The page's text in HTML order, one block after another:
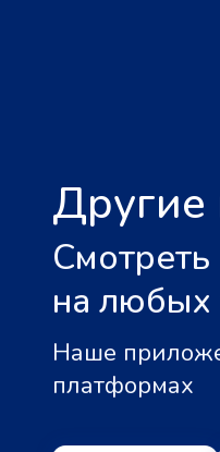
Смотреть
на любых
Наше
платформах